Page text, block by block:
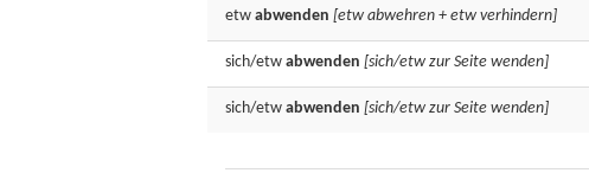
etw abwenden [etw abwehren + etw verhindern]
sich/etw abwenden [sich/etw zur Seite wenden]
sich/etw abwenden [sich/etw zur Seite wenden]